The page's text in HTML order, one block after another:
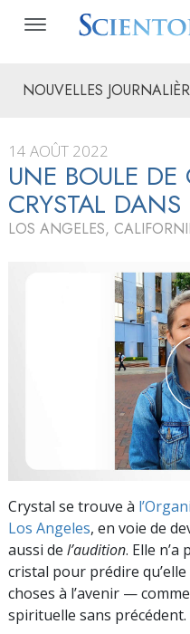
NOUVELLES
14 AOÛT 2022
UNE BOULE DE
CRYSTAL
LOS ANGELES,
Crystal se trouve à
Los Angeles, en voie de
aussi de l’audition. Elle n’a
cristal pour prédire
choses à l’avenir —
spirituelle sans précédent.